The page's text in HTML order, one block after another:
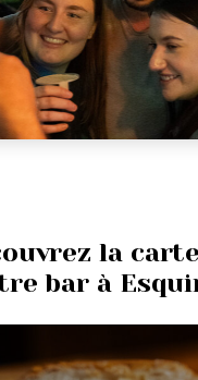
la
bar à